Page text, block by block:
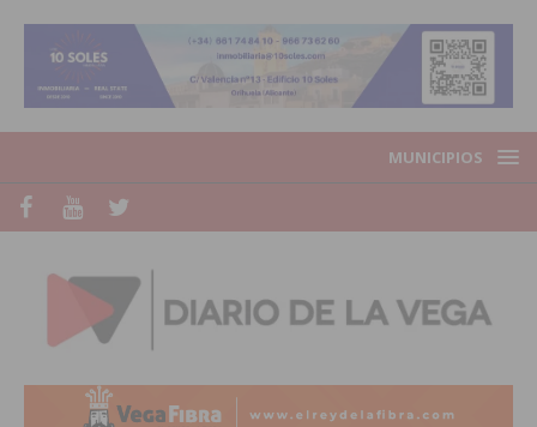
MUNICIPIOS